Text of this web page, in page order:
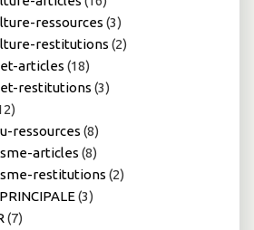
ressources (3)
restitutions (2)
articles (18)
restitutions (3)
ressources (8)
articles (8)
restitutions (2)
(3)
(7)